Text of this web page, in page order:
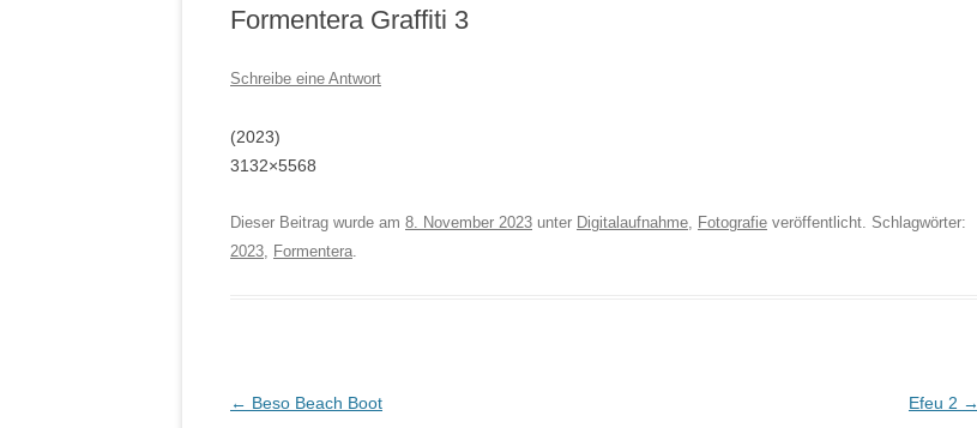
Formentera Graffiti 3
Schreibe eine Antwort
(2023)
3132×5568
Dieser Beitrag wurde am 8. November 2023 unter Digitalaufnahme, Fotografie veröffentlicht. Schlagwörter:
2023, Formentera.
Beitragsnavigation
← Beso Beach Boot Efeu 2 →